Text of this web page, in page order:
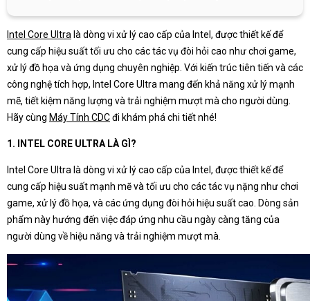
Intel Core Ultra là dòng vi xử lý cao cấp của Intel, được thiết kế để
cung cấp hiệu suất tối ưu cho các tác vụ đòi hỏi cao như chơi game,
xử lý đồ họa và ứng dụng chuyên nghiệp. Với kiến trúc tiên tiến và các
công nghệ tích hợp, Intel Core Ultra mang đến khả năng xử lý mạnh
mẽ, tiết kiệm năng lượng và trải nghiệm mượt mà cho người dùng.
Hãy cùng Máy Tính CDCđi khám phá chi tiết nhé!
1. INTEL CORE ULTRA LÀ GÌ?
Intel Core Ultra là dòng vi xử lý cao cấp của Intel, được thiết kế để
cung cấp hiệu suất mạnh mẽ và tối ưu cho các tác vụ nặng như chơi
game, xử lý đồ họa, và các ứng dụng đòi hỏi hiệu suất cao. Dòng sản
phẩm này hướng đến việc đáp ứng nhu cầu ngày càng tăng của
người dùng về hiệu năng và trải nghiệm mượt mà.